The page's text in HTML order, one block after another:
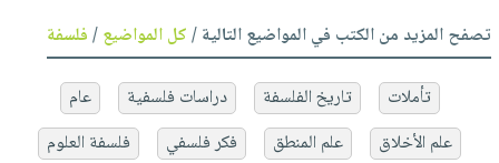
تصفح المزيد من الكتب في المواضيع التالية /كل المواضيع/فلسفة
تأملات تاريخ الفلسفة دراسات فلسفية
عام
علم الأخلاق
علم المنطق فكر فلسفي
فلسفة العلوم